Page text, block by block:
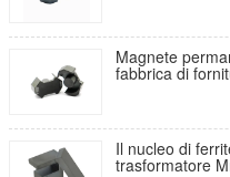
Magnete
fabbrica di
Il nucleo di
trasformatore